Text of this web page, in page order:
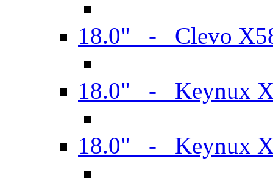
18.0" - Clevo
18.0" - Keynux
18.0" - Keynux